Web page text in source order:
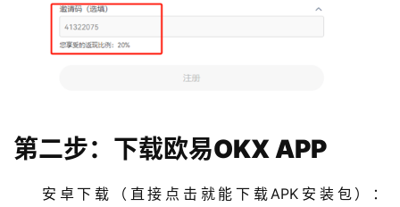
第二步：下载欧易OKX APP
安卓下载（直接点击就能下载APK安装包）：